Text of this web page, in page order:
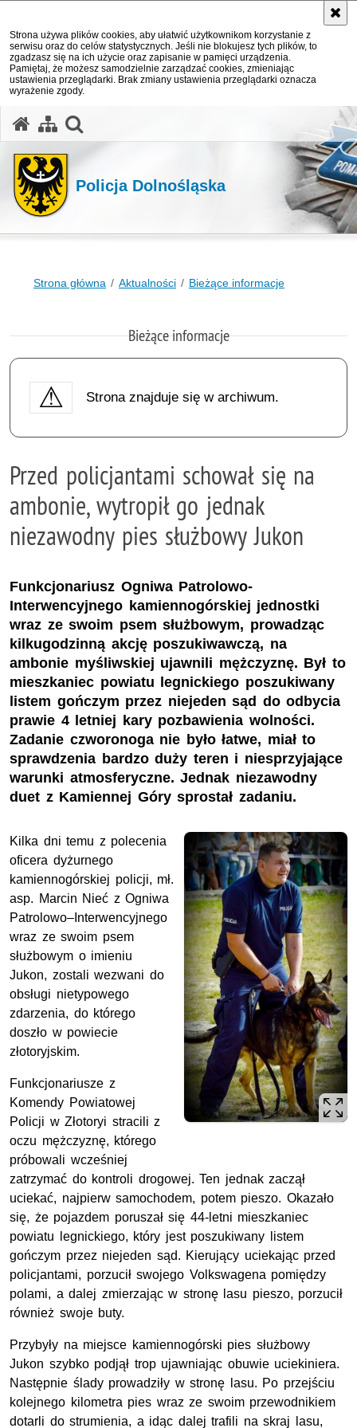
Strona używa plików cookies, aby ułatwić użytkownikom korzystanie z
serwisu oraz do celów statystycznych. Jeśli nie blokujesz tych plików, to
zgadzasz się na ich użycie oraz zapisanie w pamięci urządzenia.
Pamiętaj, że możesz samodzielnie zarządzać cookies, zmieniając
ustawienia przeglądarki. Brak zmiany ustawienia przeglądarki oznacza
wyrażenie zgody.
Policja Dolnośląska
Strona główna Aktualności Bieżące informacje
Bieżące informacje
Strona znajduje się w archiwum.
Przed policjantami schował się na
ambonie, wytropił go jednak
niezawodny pies służbowy Jukon
Funkcjonariusz Ogniwa Patrolowo-
Interwencyjnego kamiennogórskiej jednostki
wraz ze swoim psem służbowym, prowadząc
kilkugodzinną akcję poszukiwawczą, na
ambonie myśliwskiej ujawnili mężczyznę. Był to
mieszkaniec powiatu legnickiego poszukiwany
listem gończym przez niejeden sąd do odbycia
prawie 4 letniej kary pozbawienia wolności.
Zadanie czworonoga nie było łatwe, miał to
sprawdzenia bardzo duży teren i niesprzyjające
warunki atmosferyczne. Jednak niezawodny
duet z Kamiennej Góry sprostał zadaniu.
Kilka dni temu z polecenia
oficera dyżurnego
kamiennogórskiej policji, mł.
asp. Marcin Nieć z Ogniwa
Patrolowo–Interwencyjnego
wraz ze swoim psem
służbowym o imieniu
Jukon, zostali wezwani do
obsługi nietypowego
zdarzenia, do którego
doszło w powiecie
złotoryjskim.
Funkcjonariusze z
Komendy Powiatowej
Policji w Złotoryi stracili z
oczu mężczyznę, którego
próbowali wcześniej
zatrzymać do kontroli drogowej. Ten jednak zaczął
uciekać, najpierw samochodem, potem pieszo. Okazało
się, że pojazdem poruszał się 44-letni mieszkaniec
powiatu legnickiego, który jest poszukiwany listem
gończym przez niejeden sąd. Kierujący uciekając przed
policjantami, porzucił swojego Volkswagena pomiędzy
polami, a dalej zmierzając w stronę lasu pieszo, porzucił
również swoje buty.
Przybyły na miejsce kamiennogórski pies służbowy
Jukon szybko podjął trop ujawniając obuwie uciekiniera.
Następnie ślady prowadziły w stronę lasu. Po przejściu
kolejnego kilometra pies wraz ze swoim przewodnikiem
dotarli do strumienia, a idąc dalej trafili na skraj lasu,